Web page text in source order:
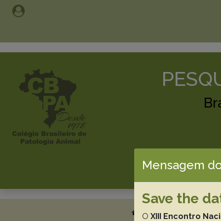
About
Mensagem
Save the
O XIII Encontro